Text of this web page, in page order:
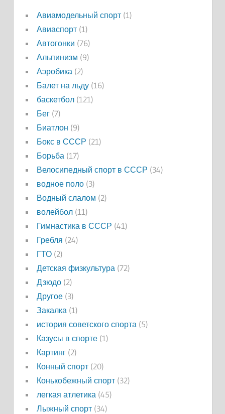
Авиамодельный спорт(1)
Авиаспорт(1)
Автогонки (76)
Альпинизм (9)
Аэробика (2)
Балет на льду(16)
баскетбол(121)
Бег(7)
Биатлон (9)
Бокс в СССР (21)
Борьба (17)
Велосипедный спорт в СССР (34)
водное поло(3)
Водный слалом (2)
волейбол(11)
Гимнастика в СССР (41)
Гребля (24)
ГТО(2)
Детская физкультура (72)
Дзюдо(2)
Другое(3)
Закалка (1)
история советского спорта (5)
Казусы в спорте(1)
Картинг(2)
Конный спорт(20)
Конькобежный спорт(32)
легкая атлетика (45)
Лыжный спорт(34)